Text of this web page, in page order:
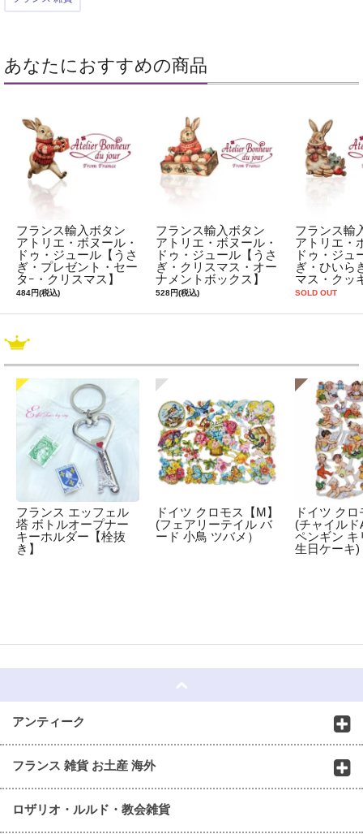
あなたにおすすめの商品
フランス輸入ボタン
アトリエ・ボヌール・
ドゥ・ジュール【うさ
ぎ・プレゼント・セー
タｰ・クリスマス】
484円(税込)
フランス輸入ボタン
アトリエ・ボヌール・
ドゥ・ジュール【うさ
ぎ・クリスマス・オー
ナメントボックス】
528円(税込)
フランス輸
アトリエ・
ドゥ・ジュ
ぎ・ひいら
マス・クッ
SOLD OUT
フランス エッフェル
塔 ボトルオープナー
キーホルダー【栓抜
き】
ドイツ クロモス【M】
(フェアリーテイル バ
ード 小鳥 ツバメ）
ドイツ ク
(チャイルド
ペンギン キ
生日ケーキ)
アンティーク
フランス 雑貨 お土産 海外
ロザリオ・ルルド・教会雑貨